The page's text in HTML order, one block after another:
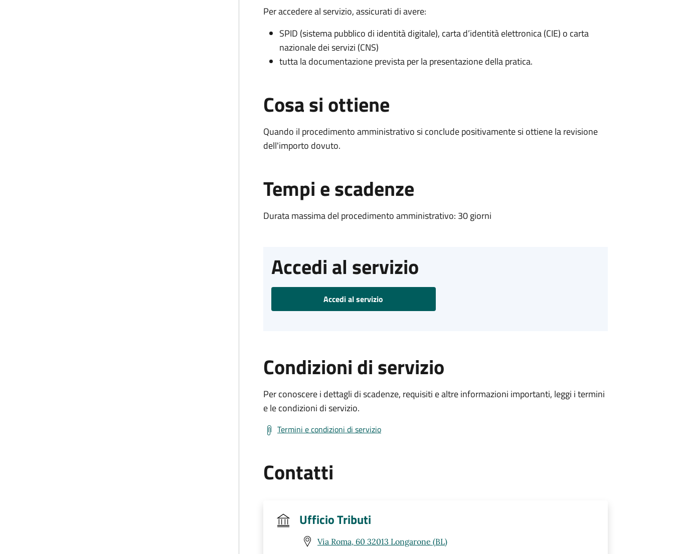
Per accedere al servizio, assicurati di avere:
SPID (sistema pubblico di identità digitale), carta d’identità elettronica (CIE) o carta
nazionale dei servizi (CNS)
tutta la documentazione prevista per la presentazione della pratica.
Cosa si ottiene
Quando il procedimento amministrativo si conclude positivamente si ottiene la revisione
dell'importo dovuto.
Tempi e scadenze
Durata massima del procedimento amministrativo: 30 giorni
Accedi al servizio
Accedi al servizio
Condizioni di servizio
Per conoscere i dettagli di scadenze, requisiti e altre informazioni importanti, leggi i termini
e le condizioni di servizio.
Termini e condizioni di servizio
Contatti
Ufficio Tributi
Via Roma, 60 32013 Longarone (BL)